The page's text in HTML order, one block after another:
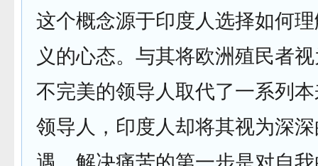
这个概念源于印度人选择如何
义的心态。与其将欧洲殖民者
不完美的领导人取代了一系列
领导人，印度人却将其视为深